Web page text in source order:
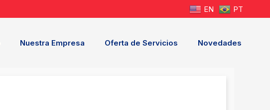
EN PT
Nuestra Empresa Oferta de Servicios Novedades